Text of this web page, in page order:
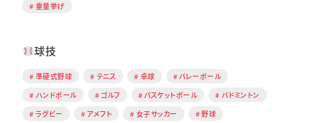
重量挙げ
球技
準硬式野球 テニス 卓球
バレーボール
ハンドボール
ゴルフ バスケットボール
バドミントン
ラグビー
アメフト 女子サッカー
野球